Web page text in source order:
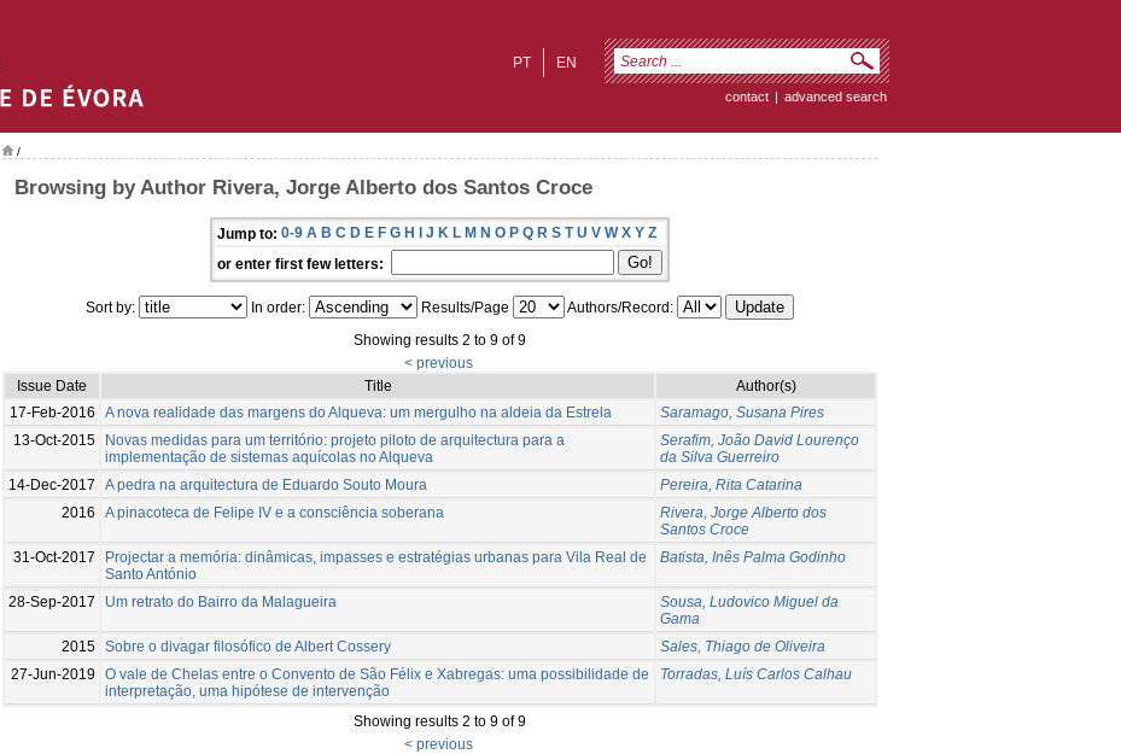
EN
PT
contact | advanced search
/
Browsing by Author Rivera, Jorge Alberto dos Santos Croce
Jump to: 0-9 A B C D E F G H I J K L M N O P Q R S T U V W X Y Z
or enter first few letters:
Sort by: In order: Results/Page
Authors/Record:
Showing results 2 to 9 of 9
< previous
Issue Date
Title
Author(s)
17-Feb-2016
A nova realidade das margens do Alqueva: um mergulho na aldeia da Estrela
Saramago, Susana Pires
13-Oct-2015
Novas medidas para um território: projeto piloto de arquitectura para a
implementação de sistemas aquícolas no Alqueva
Serafim, João David Lourenço
da Silva Guerreiro
14-Dec-2017
A pedra na arquitectura de Eduardo Souto Moura
Pereira, Rita Catarina
2016
A pinacoteca de Felipe IV e a consciência soberana
Rivera, Jorge Alberto dos
Santos Croce
31-Oct-2017
Projectar a memória: dinâmicas, impasses e estratégias urbanas para Vila Real de
Santo António
Batista, Inês Palma Godinho
28-Sep-2017 Um retrato do Bairro da Malagueira
Sousa, Ludovico Miguel da
Gama
2015 Sobre o divagar filosófico de Albert Cossery
Sales, Thiago de Oliveira
27-Jun-2019
O vale de Chelas entre o Convento de São Félix e Xabregas: uma possibilidade de
interpretação, uma hipótese de intervenção
Torradas, Luís Carlos Calhau
Showing results 2 to 9 of 9
< previous